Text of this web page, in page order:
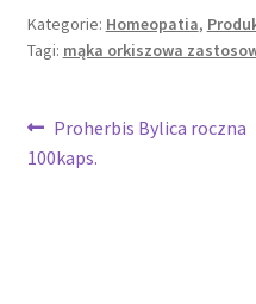
Kategorie: Homeopatia,
Tagi: mąka orkiszowa
Nawigacja
wpisu
Poprzedni
wpis:
Proherbis Bylica roczna
100kaps.